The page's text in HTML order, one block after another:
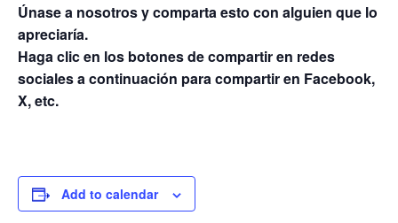
Únase a nosotros y comparta esto con alguien que lo
apreciaría.
Haga clic en los botones de compartir en redes
sociales a continuación para compartir en Facebook,
X, etc.
Add to calendar